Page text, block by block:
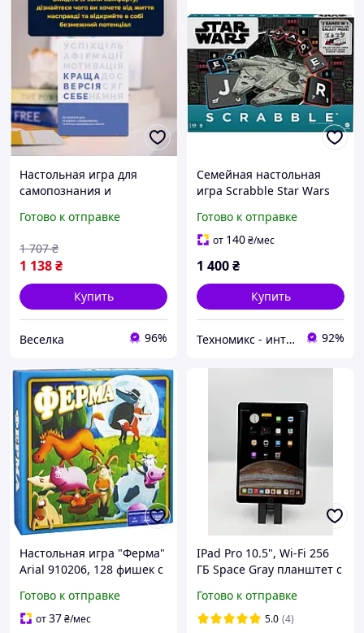
Настольная игра для
самопознания и
карточками для развития
FLAME
Готово к отправке
1 138₴
1 707 ₴
Купить
Веселка 96%
Семейная настольная
игра Scrabble Star Wars
галактики и
космическими
"Звездных войн"
Готово к отправке
от 140₴/мес
1 400₴
Купить
Техномикс - интернет - магазин качественной техники, электроники и других товаров для дома и работы 92%
Настольная игра "Ферма"
Arial 910206, 128 фишек с
Land of Toys
Готово к отправке
от37₴/мес
IPad Pro 10.5", Wi-Fi 256
ГБ Space Gray планштет с
рисования и учебы
Готово к отправке
5.0 (4)